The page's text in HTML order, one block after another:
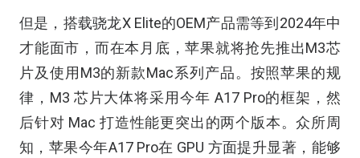
但是，搭载骁龙X Elite的OEM产品需等到2024年中
才能面市，而在本月底，苹果就将抢先推出M3芯
片及使用M3的新款Mac系列产品。按照苹果的规
律，M3 芯片大体将采用今年 A17 Pro的框架，然
后针对 Mac 打造性能更突出的两个版本。众所周
知，苹果今年A17 Pro在 GPU 方面提升显著，能够